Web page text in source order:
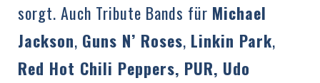
sorgt. Auch Tribute Bands für Michael
Jackson, Guns N’ Roses, Linkin Park,
Red Hot Chili Peppers, PUR, Udo